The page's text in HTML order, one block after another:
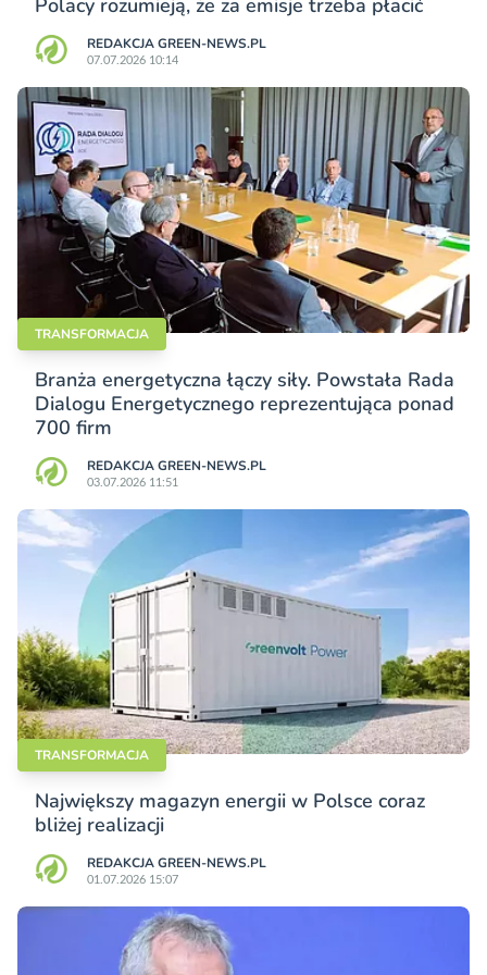
Polacy rozumieją, że za emisje trzeba płacić
REDAKCJA GREEN-NEWS.PL
07.07.2026 10:14
TRANSFORMACJA
Branża energetyczna łączy siły. Powstała Rada
Dialogu Energetycznego reprezentująca ponad
700 firm
REDAKCJA GREEN-NEWS.PL
03.07.2026 11:51
TRANSFORMACJA
Największy magazyn energii w Polsce coraz
bliżej realizacji
REDAKCJA GREEN-NEWS.PL
01.07.2026 15:07